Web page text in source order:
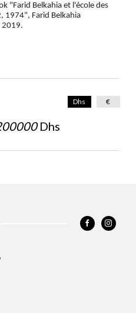
"Farid Belkahia et l'école des
1974", Farid Belkahia
2019.
Dhs
Dhs €